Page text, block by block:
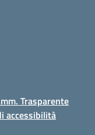
Trasparente
accessibilità